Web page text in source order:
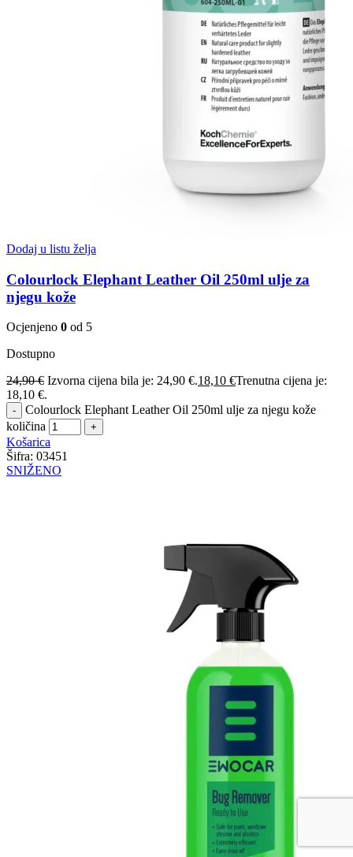
Dodaj u listu želja
Colourlock Elephant Leather Oil 250ml ulje za
njegu kože
Ocjenjeno 0 od 5
Dostupno
24,90€ Izvorna cijena bila je: 24,90 €.18,10 €Trenutna cijena je:
18,10 €.
Colourlock Elephant Leather Oil 250ml ulje za njegu kože
količina
Košarica
Šifra: 03451
SNIŽENO